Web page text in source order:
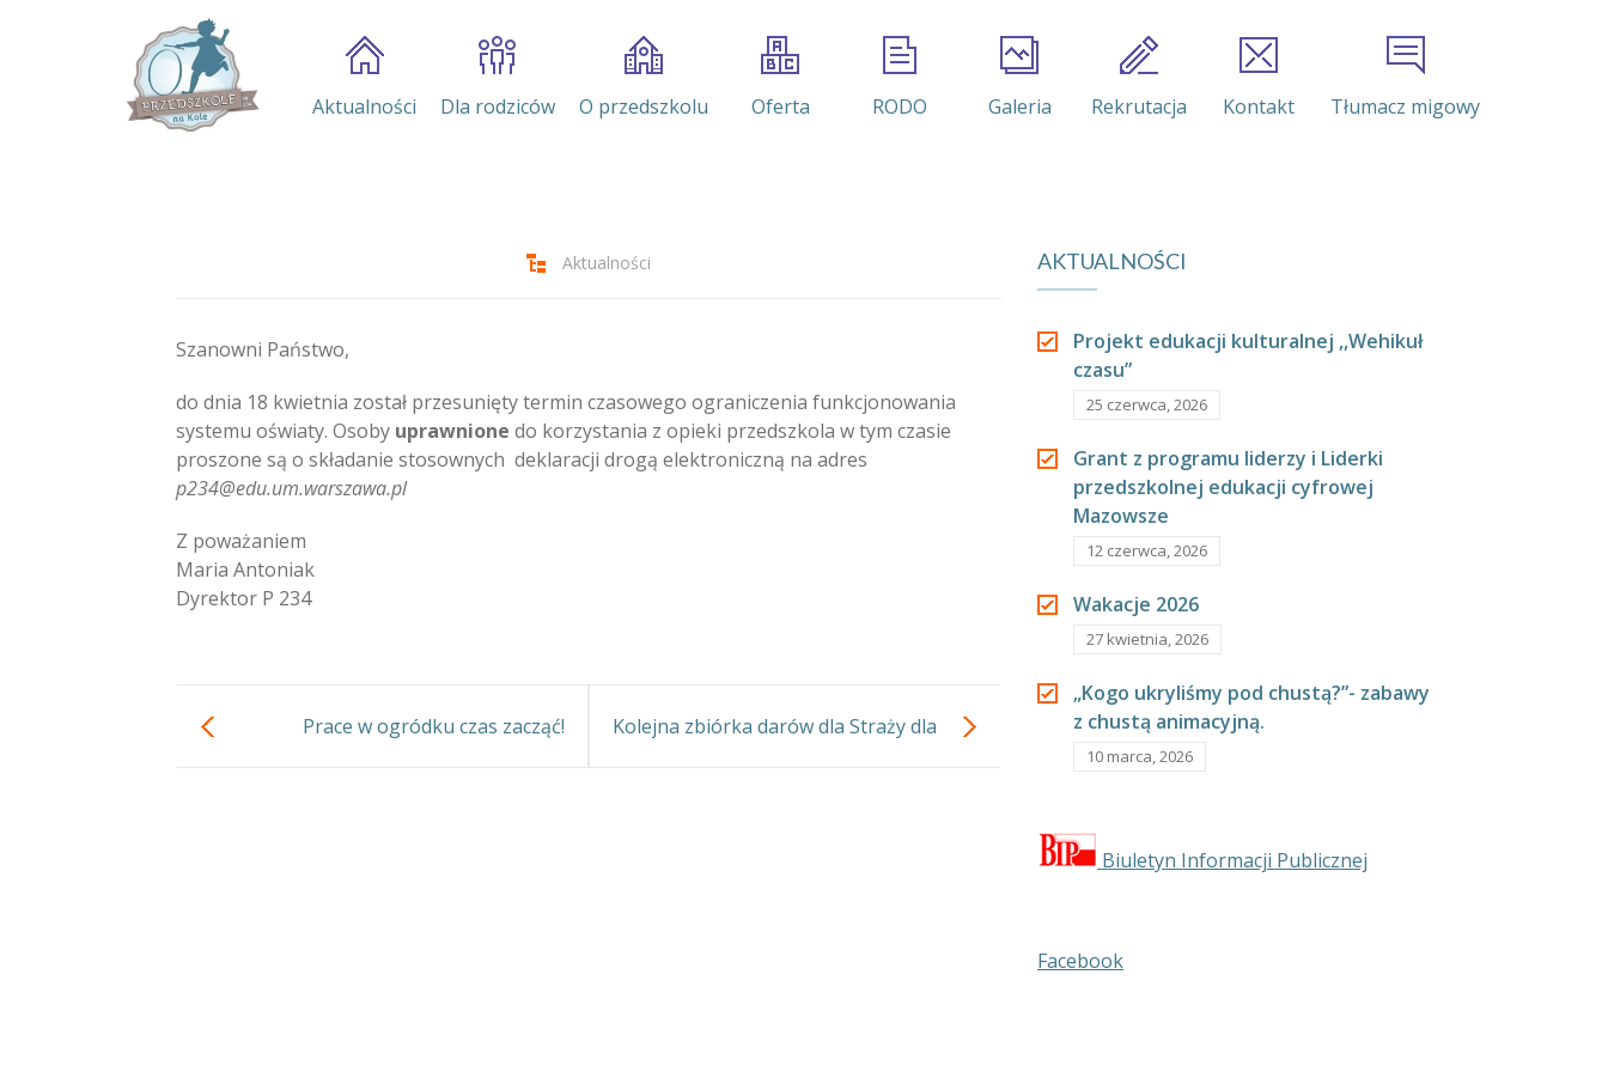
Aktualności Dla rodziców O przedszkolu Oferta RODO Galeria Rekrutacja Kontakt Tłumacz migowy
Aktualności
Szanowni Państwo,
do dnia 18 kwietnia został przesunięty termin czasowego ograniczenia funkcjonowania
systemu oświaty. Osoby uprawnione do korzystania z opieki przedszkola w tym czasie
proszone są o składanie stosownych deklaracji drogą elektroniczną na adres
p234@edu.um.warszawa.pl
Z poważaniem
Maria Antoniak
Dyrektor P 234
Prace w ogródku czas zacząć! Kolejna zbiórka darów dla Straży dla
AKTUALNOŚCI
Projekt edukacji kulturalnej ,,Wehikuł
czasu”
25 czerwca, 2026
Grant z programu liderzy i Liderki
przedszkolnej edukacji cyfrowej
Mazowsze
12 czerwca, 2026
Wakacje 2026
27 kwietnia, 2026
„Kogo ukryliśmy pod chustą?”- zabawy
z chustą animacyjną.
10 marca, 2026
Biuletyn Informacji Publicznej
Facebook